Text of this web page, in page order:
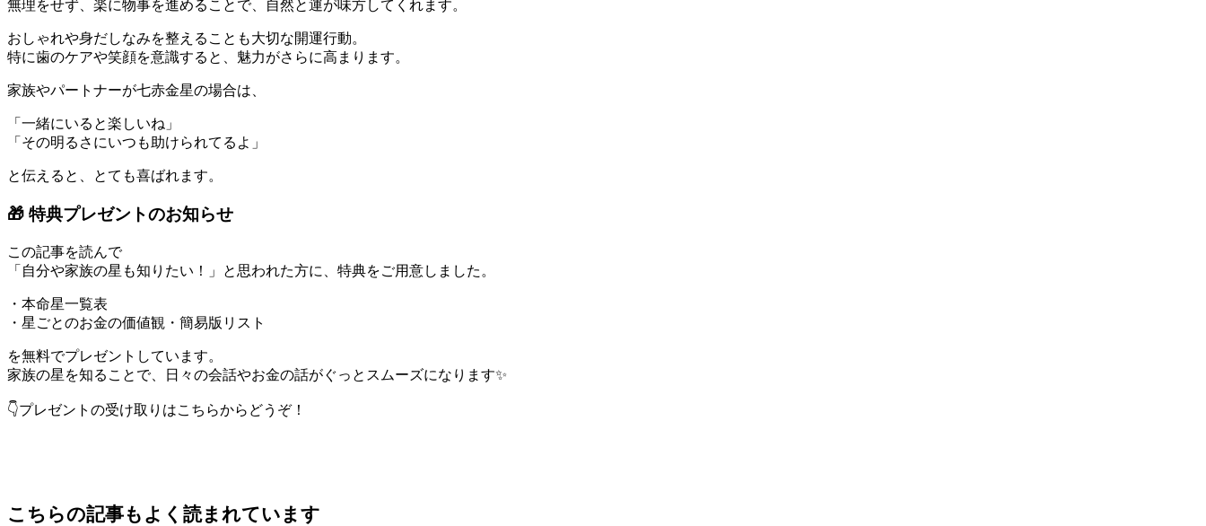
無理をせず、楽に物事を進めることで、自然と運が味方してくれます。
おしゃれや身だしなみを整えることも大切な開運行動。
特に歯のケアや笑顔を意識すると、魅力がさらに高まります。
家族やパートナーが七赤金星の場合は、
「一緒にいると楽しいね」
「その明るさにいつも助けられてるよ」
と伝えると、とても喜ばれます。
🎁 特典プレゼントのお知らせ
この記事を読んで
「自分や家族の星も知りたい！」と思われた方に、特典をご用意しました。
・本命星一覧表
・星ごとのお金の価値観・簡易版リスト
を無料でプレゼントしています。
家族の星を知ることで、日々の会話やお金の話がぐっとスムーズになります✨
👇プレゼントの受け取りはこちらからどうぞ！
こちらの記事もよく読まれています